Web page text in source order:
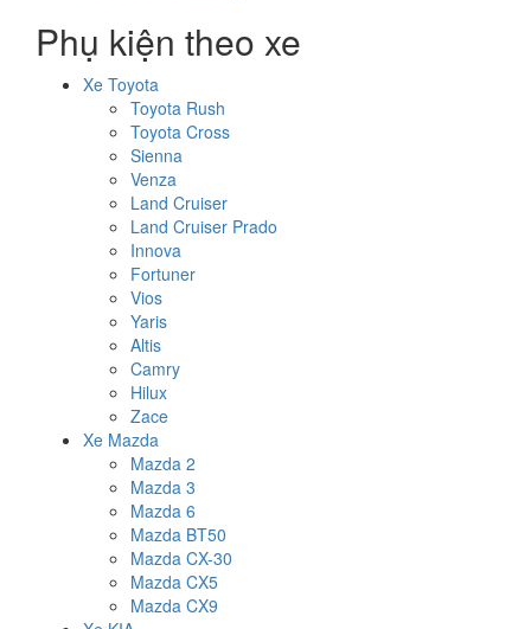
Phụ kiện theo xe
Xe Toyota
Toyota Rush
Toyota Cross
Sienna
Venza
Land Cruiser
Land Cruiser Prado
Innova
Fortuner
Vios
Yaris
Altis
Camry
Hilux
Zace
Xe Mazda
Mazda 2
Mazda 3
Mazda 6
Mazda BT50
Mazda CX-30
Mazda CX5
Mazda CX9